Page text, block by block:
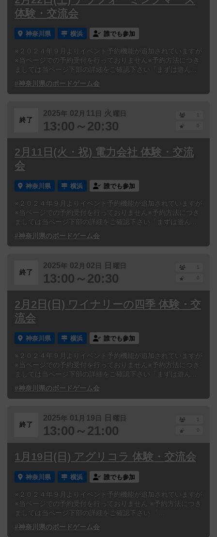
体験・交流会
神奈川県 横浜 誰でも参加
※２０２４年９月よりイベント予約機能が追加されていますが
※当ページでの予約受付を行っておりません※予約方法につき
ましては当ページ下部の詳細をご確認下さい「まずは遊ん...
#神奈川県のボードゲーム会
終了
2025年 02 月 11 日 火 曜日
13:00～20:30
1
0
2月11日(火・祝) 電力会社 体験・交流
会
神奈川県 横浜 誰でも参加
※２０２４年９月よりイベント予約機能が追加されていますが
※当ページでの予約受付を行っておりません※予約方法につき
ましては当ページ下部の詳細をご確認下さい「まずは遊ん...
#神奈川県のボードゲーム会
終了
2025年 02 月 02 日 日 曜日
13:00～20:30
1
0
2月2日(日) ワイナリーの四季 体験・交
流会
神奈川県 横浜 誰でも参加
※２０２４年９月よりイベント予約機能が追加されていますが
※当ページでの予約受付を行っておりません※予約方法につき
ましては当ページ下部の詳細をご確認下さい「まずは遊ん...
#神奈川県のボードゲーム会
終了
2025年 01 月 19 日 日 曜日
13:00～21:00
1
0
1月19日(日) アグリコラ 体験・交流会
神奈川県 横浜 誰でも参加
※２０２４年９月よりイベント予約機能が追加されていますが
※当ページでの予約受付を行っておりません ※予約方法につき
ましては当ページ下部の詳細をご確認下さい 「...
#神奈川県のボードゲーム会